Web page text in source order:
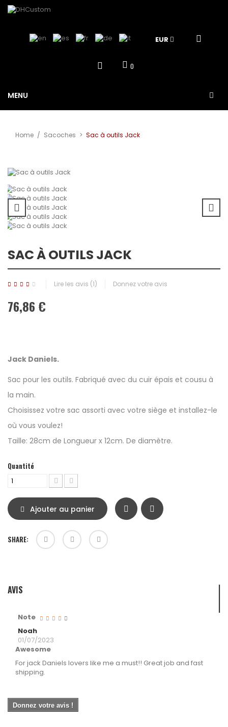
EUR
0
MENU
Home / Sacoches > Sac à outils Jack
SAC À OUTILS JACK
Lire les avis (1) Donnez votre avis
76,86 €
Jack Daniels.
Sac pour les outils. Fabriqué avec du cuir épais et cousu à
la main.
Choisissez votre sac assorti avec votre siège et installez-le
où vous voulez!
Taille: 28cm de Longueur x 12cm. De diamètre.
Quantité
Ajouter au panier
SHARE:
AVIS
Note
Noah
01/07/2023
Awesome
For jack Daniels lovers like me a must!! Great job and fast
shipping.
Donnez votre avis !